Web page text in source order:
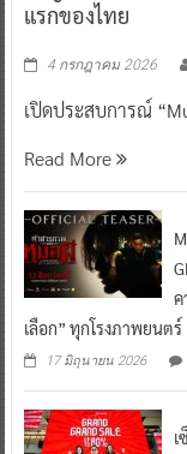
แรกของไทย
4 กรกฎาคม 2026
เปิดประสบการณ์
Read More
ค
เลือก” ทุกโรงภาพยนต
17 มิถุนายน 2026